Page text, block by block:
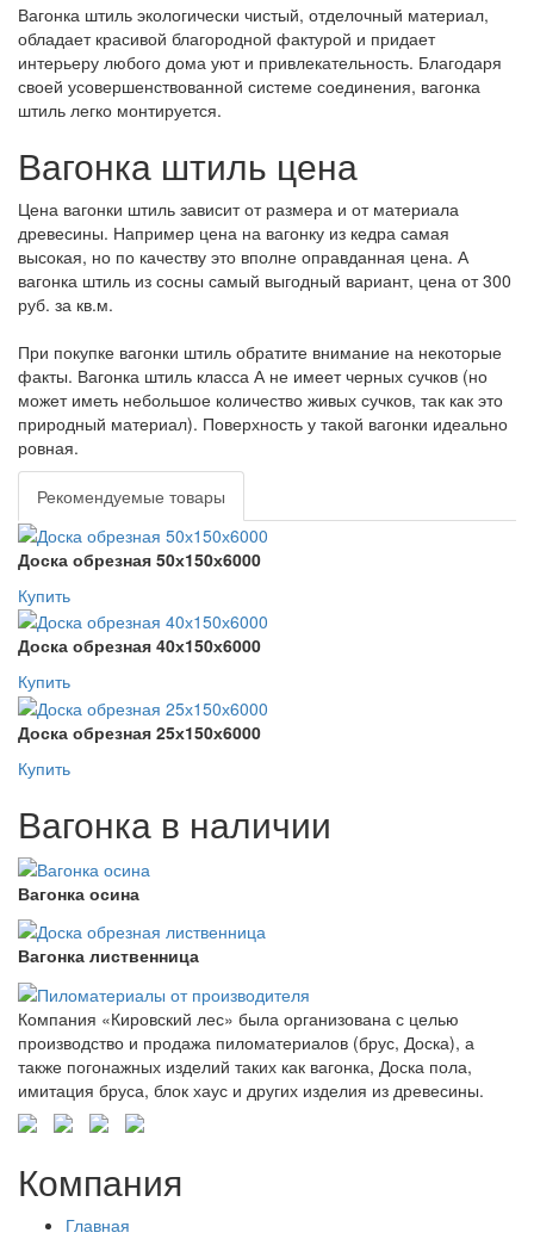
Вагонка штиль экологически чистый, отделочный материал,
обладает красивой благородной фактурой и придает
интерьеру любого дома уют и привлекательность. Благодаря
своей усовершенствованной системе соединения, вагонка
штиль легко монтируется.
Вагонка штиль цена
Цена вагонки штиль зависит от размера и от материала
древесины. Например цена на вагонку из кедра самая
высокая, но по качеству это вполне оправданная цена. А
вагонка штиль из сосны самый выгодный вариант, цена от 300
руб. за кв.м.
При покупке вагонки штиль обратите внимание на некоторые
факты. Вагонка штиль класса А не имеет черных сучков (но
может иметь небольшое количество живых сучков, так как это
природный материал). Поверхность у такой вагонки идеально
ровная.
Рекомендуемые товары
Доска обрезная 50х150х6000
Купить
Доска обрезная 40х150х6000
Купить
Доска обрезная 25х150х6000
Купить
Вагонка в наличии
Вагонка осина
Вагонка лиственница
Компания «Кировский лес» была организована с целью
производство и продажа пиломатериалов (брус, Доска), а
также погонажных изделий таких как вагонка, Доска пола,
имитация бруса, блок хаус и других изделия из древесины.
Компания
Главная